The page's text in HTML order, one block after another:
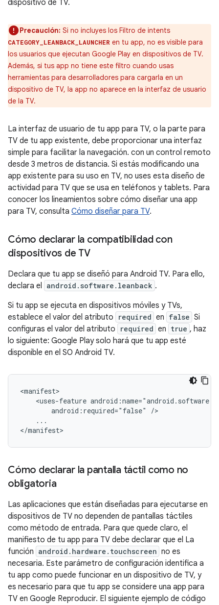
dispositivo de TV.
Precaución: Si no incluyes los Filtro de intents
CATEGORY_LEANBACK_LAUNCHER en tu app, no es visible para
los usuarios que ejecutan Google Play en dispositivos de TV.
Además, si tus app no tiene este filtro cuando usas
herramientas para desarrolladores para cargarla en un
dispositivo de TV, la app no aparece en la interfaz de usuario
de la TV.
La interfaz de usuario de tu app para TV, o la parte para
TV de tu app existente, debe proporcionar una interfaz
simple para facilitar la navegación. con un control remoto
desde 3 metros de distancia. Si estás modificando una
app existente para su uso en TV, no uses esta diseño de
actividad para TV que se usa en teléfonos y tablets. Para
conocer los lineamientos sobre cómo diseñar una app
para TV, consulta Cómo diseñar para TV.
Cómo declarar la compatibilidad con
dispositivos de TV
Declara que tu app se diseñó para Android TV. Para ello,
declara el android.software.leanback .
Si tu app se ejecuta en dispositivos móviles y TVs,
establece el valor del atributo
required en false Si
configuras el valor del atributo
required en true , haz
lo siguiente: Google Play solo hará que tu app esté
disponible en el SO Android TV.
<uses-feature
android:required="false"
...
</manifest>
Cómo declarar la pantalla táctil como no
obligatoria
Las aplicaciones que están diseñadas para ejecutarse en
dispositivos de TV no dependen de pantallas táctiles
como método de entrada. Para que quede claro, el
manifiesto de tu app para TV debe declarar que el La
función android.hardware.touchscreen no es
necesaria. Este parámetro de configuración identifica a
tu app como puede funcionar en un dispositivo de TV, y
es necesario para que tu app se considere una app para
TV en Google Reproducir. El siguiente ejemplo de código